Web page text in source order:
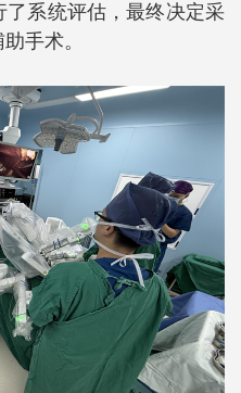
了系统评估，最终决定采
手术。